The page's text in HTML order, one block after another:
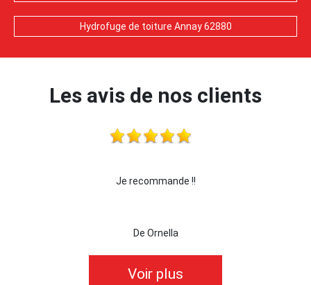
Hydrofuge de toiture Annay 62880
Les avis de nos clients
je recommande cette entreprise les yeux
Voir plus